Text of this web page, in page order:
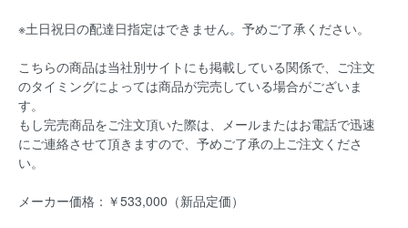
※土日祝日の配達日指定はできません。予めご了承ください。
こちらの商品は当社別サイトにも掲載している関係で、ご注文
のタイミングによっては商品が完売している場合がございま
す。
もし完売商品をご注文頂いた際は、メールまたはお電話で迅速
にご連絡させて頂きますので、予めご了承の上ご注文くださ
い。
メーカー価格：￥533,000（新品定価）